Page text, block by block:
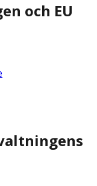
och EU